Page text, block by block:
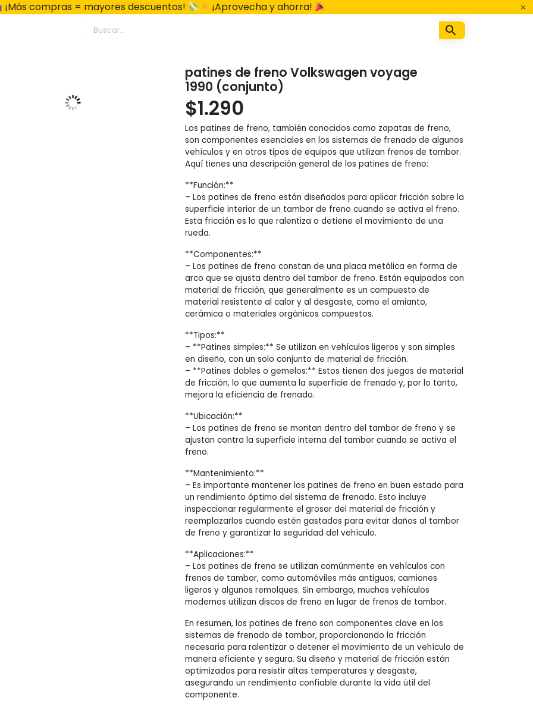
¡Más compras = mayores descuentos! ¡Aprovecha y ahorra!
patines de freno Volkswagen voyage
1990 (conjunto)
$1.290
Los patines de freno, también conocidos como zapatas de freno,
son componentes esenciales en los sistemas de frenado de algunos
vehículos y en otros tipos de equipos que utilizan frenos de tambor.
Aquí tienes una descripción general de los patines de freno:
**Función:**
– Los patines de freno están diseñados para aplicar fricción sobre la
superficie interior de un tambor de freno cuando se activa el freno.
Esta fricción es lo que ralentiza o detiene el movimiento de una
rueda.
**Componentes:**
– Los patines de freno constan de una placa metálica en forma de
arco que se ajusta dentro del tambor de freno. Están equipados con
material de fricción, que generalmente es un compuesto de
material resistente al calor y al desgaste, como el amianto,
cerámica o materiales orgánicos compuestos.
**Tipos:**
– **Patines simples:** Se utilizan en vehículos ligeros y son simples
en diseño, con un solo conjunto de material de fricción.
– **Patines dobles o gemelos:** Estos tienen dos juegos de material
de fricción, lo que aumenta la superficie de frenado y, por lo tanto,
mejora la eficiencia de frenado.
**Ubicación:**
– Los patines de freno se montan dentro del tambor de freno y se
ajustan contra la superficie interna del tambor cuando se activa el
freno.
**Mantenimiento:**
– Es importante mantener los patines de freno en buen estado para
un rendimiento óptimo del sistema de frenado. Esto incluye
inspeccionar regularmente el grosor del material de fricción y
reemplazarlos cuando estén gastados para evitar daños al tambor
de freno y garantizar la seguridad del vehículo.
**Aplicaciones:**
– Los patines de freno se utilizan comúnmente en vehículos con
frenos de tambor, como automóviles más antiguos, camiones
ligeros y algunos remolques. Sin embargo, muchos vehículos
modernos utilizan discos de freno en lugar de frenos de tambor.
En resumen, los patines de freno son componentes clave en los
sistemas de frenado de tambor, proporcionando la fricción
necesaria para ralentizar o detener el movimiento de un vehículo de
manera eficiente y segura. Su diseño y material de fricción están
optimizados para resistir altas temperaturas y desgaste,
asegurando un rendimiento confiable durante la vida útil del
componente.